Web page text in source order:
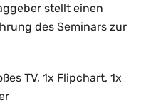
stellt einen
des Seminars zur
TV, 1x Flipchart, 1x